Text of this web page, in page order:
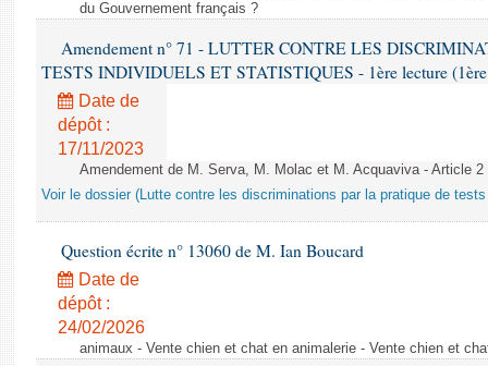
du Gouvernement français ?
Amendement n° 71 - LUTTER CONTRE LES
TESTS INDIVIDUELS ET STATISTIQUES - 1ère lecture (1ère
Date de
dépôt :
17/11/2023
Amendement de M. Serva, M. Molac et M. Acquaviva - Article
Voir le dossier (Lutte contre les discriminations par la pratique de
Question écrite n° 13060 de M. Ian Boucard
Date de
dépôt :
24/02/2026
animaux - Vente chien et chat en animalerie - Vente chien et